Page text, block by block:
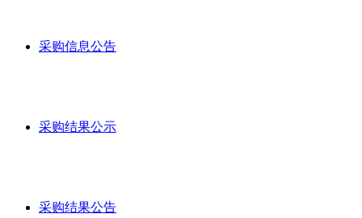
采购信息公告
采购结果公示
采购结果公告